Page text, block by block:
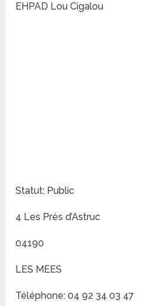
EHPAD Lou Cigalou
Statut: Public
4 Les Prés d’Astruc
04190
LES MEES
Téléphone: 04 92 34 03 47